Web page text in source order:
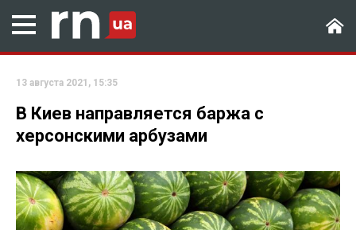
13 августа 2021, 15:35
В Киев направляется баржа с
херсонскими арбузами